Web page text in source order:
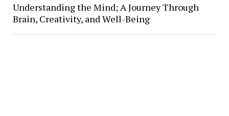
Understanding the Mind; A Journey Through
Brain, Creativity, and Well-Being